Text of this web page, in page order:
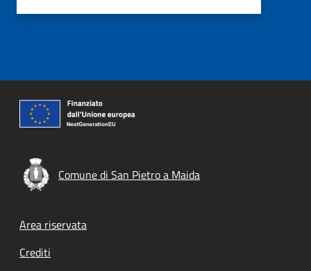
Comune di San Pietro a Maida
Footer menu
Area riservata
Crediti